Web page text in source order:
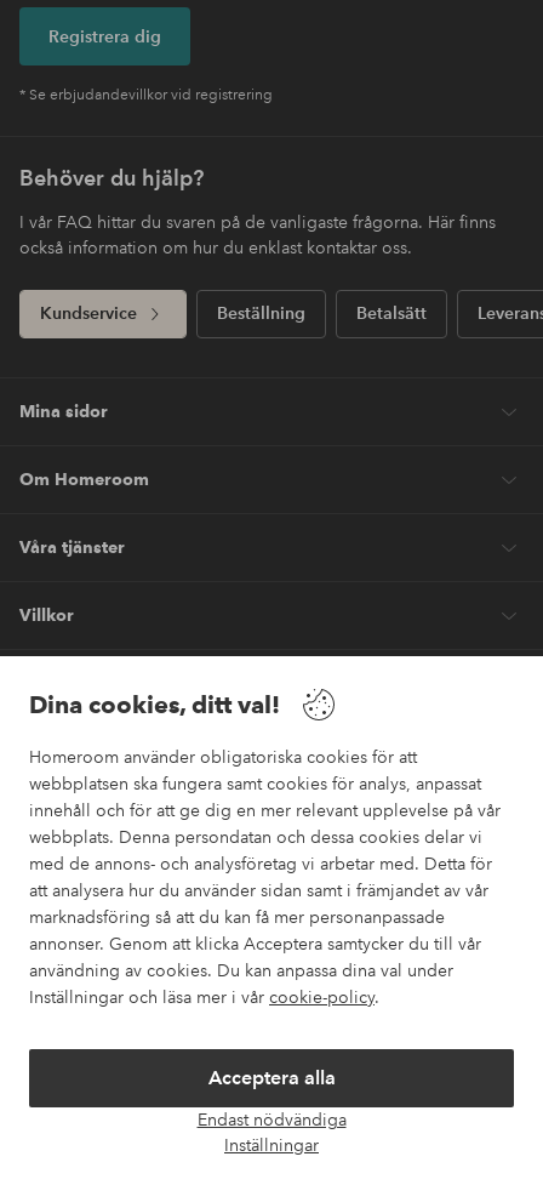
Dina cookies, ditt val!
Homeroom använder obligatoriska cookies för att
webbplatsen ska fungera samt cookies för analys, anpassat
innehåll och för att ge dig en mer relevant upplevelse på vår
webbplats. Denna persondatan och dessa cookies delar vi
med de annons- och analysföretag vi arbetar med. Detta för
att analysera hur du använder sidan samt i främjandet av vår
marknadsföring så att du kan få mer personanpassade
annonser. Genom att klicka Acceptera samtycker du till vår
användning av cookies. Du kan anpassa dina val under
Inställningar och läsa mer i vår cookie-policy.
Acceptera alla
Endast nödvändiga
Inställningar
Registrera dig
* Se erbjudandevillkor vid registrering
Behöver du hjälp?
I vår FAQ hittar du svaren på de vanligaste frågorna. Här finns
också information om hur du enklast kontaktar oss.
Kundservice Beställning Betalsätt
Mina sidor
Om Homeroom
Våra tjänster
Villkor
Säkra betalningar
Vill du veta mer om våra betalalternativ ?
elpy